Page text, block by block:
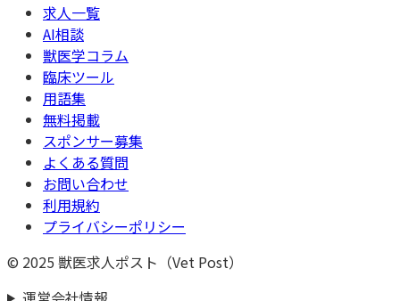
求人一覧
AI相談
獣医学コラム
臨床ツール
用語集
無料掲載
スポンサー募集
よくある質問
お問い合わせ
利用規約
プライバシーポリシー
© 2025 獣医求人ポスト（Vet Post）